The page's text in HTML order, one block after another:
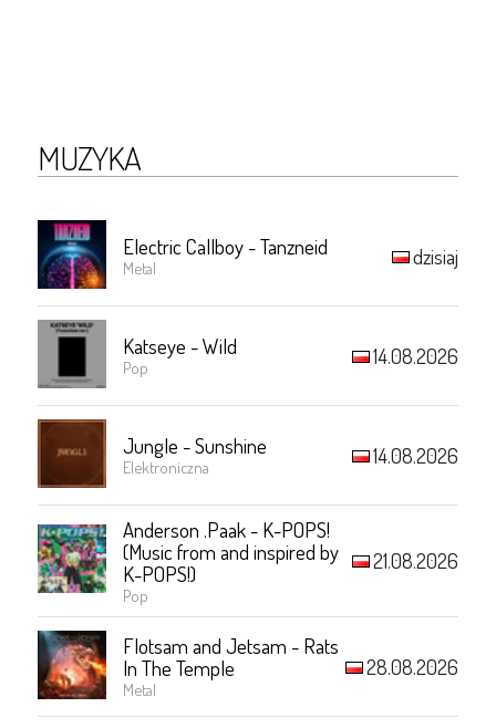
MUZYKA
Electric Callboy - Tanzneid
Metal dzisiaj
Katseye - Wild
Pop 14.08.2026
Jungle - Sunshine
Elektroniczna 14.08.2026
Anderson .Paak - K-POPS!
(Music from and inspired by
K-POPS!)
Pop
21.08.2026
Flotsam and Jetsam - Rats
In The Temple
Metal
28.08.2026